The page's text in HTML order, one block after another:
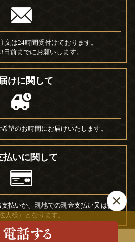
文は24時間受付けております。
前までにお願いします。
けに関して
望のお時間にお届けいたします。
払いに関して
払いか、現地での現金支払い又は後日
人様）となります。